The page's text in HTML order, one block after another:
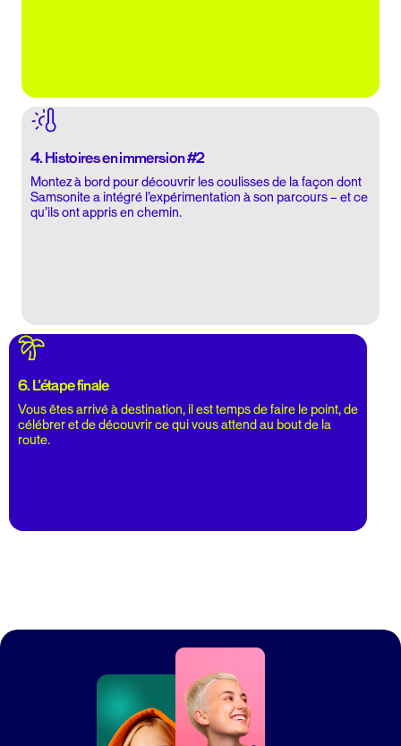
4. Histoires en immersion #2
Montez à bord pour découvrir les coulisses de la façon dont
Samsonite a intégré l’expérimentation à son parcours – et ce
qu’ils ont appris en chemin.
6. L’étape finale
Vous êtes arrivé à destination, il est temps de faire le point, de
célébrer et de découvrir ce qui vous attend au bout de la
route.